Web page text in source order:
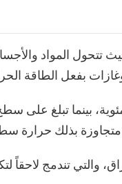
تتحول المواد
بينما تبلغ على
والتي تندمج لاحقاً